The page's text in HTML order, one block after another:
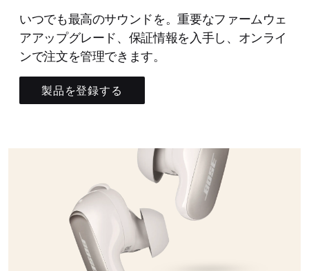
いつでも最高のサウンドを。重要なファームウェ
アアップグレード、保証情報を入手し、オンライ
ンで注文を管理できます。
製品を登録する